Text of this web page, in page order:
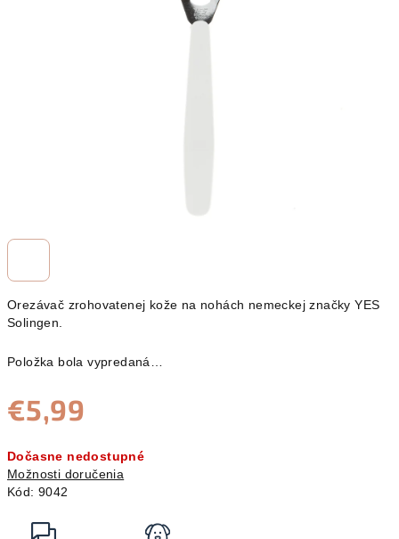
Orezávač zrohovatenej kože na nohách nemeckej značky YES
Solingen.
Položka bola vypredaná…
€5,99
cena:
Dočasne nedostupné
Možnosti doručenia
Kód: 9042